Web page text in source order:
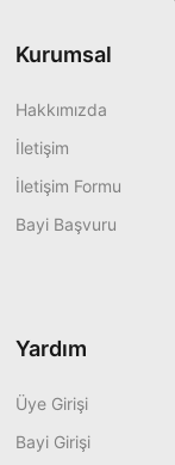
Kurumsal
Hakkımızda
İletişim
İletişim Formu
Bayi Başvuru
Yardım
Üye Girişi
Bayi Girişi